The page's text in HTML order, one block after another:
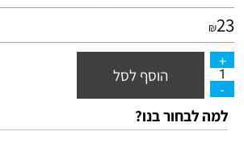
₪23
הוסף לסל
למה לבחור בנו?